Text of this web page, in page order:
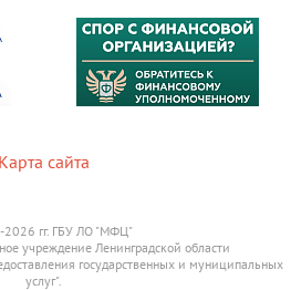
Карта сайта
гг. ГБУ ЛО "МФЦ"
учреждение Ленинградской области
государственных и муниципальных
услуг".